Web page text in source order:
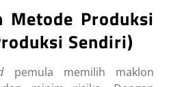
Metode Produksi
Sendiri)
pemula memilih maklon